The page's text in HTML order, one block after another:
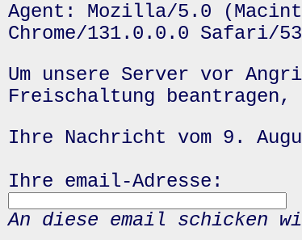
Agent: Mozilla/5.0
Chrome/131.0.0.0 Safari/
Um unsere Server vor
Freischaltung
Ihre Nachricht vom 9.
Ihre email-Adresse:
An diese email schicken